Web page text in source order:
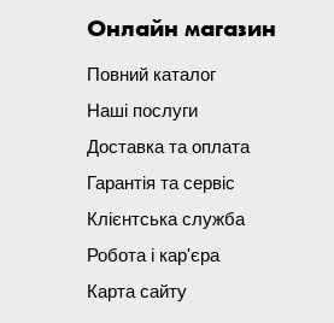
Онлайн магазин
Повний каталог
Наші послуги
Доставка та оплата
Гарантія та сервіс
Клієнтська служба
Робота і кар'єра
Карта сайту